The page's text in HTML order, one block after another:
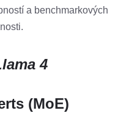
a benchmarkových
4
(MoE)